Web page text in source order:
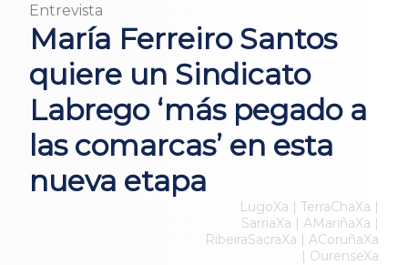
Entrevista
María Ferreiro Santos
quiere un Sindicato
Labrego ‘más pegado a
las comarcas’ en esta
nueva etapa
LugoXa | TerraChaXa |
SarriaXa | AMariñaXa |
RibeiraSacraXa | ACoruñaXa
| OurenseXa